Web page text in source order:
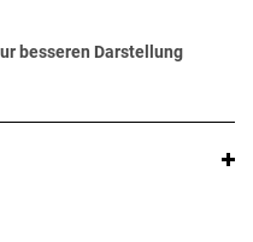
besseren Darstellung